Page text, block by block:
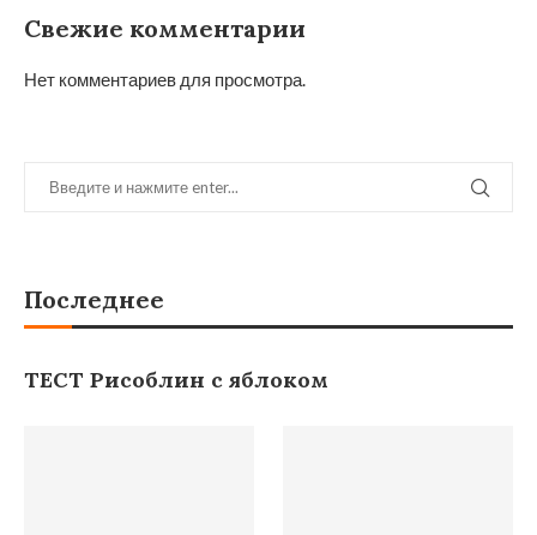
Свежие комментарии
Нет комментариев для просмотра.
Последнее
ТЕСТ Рисоблин с яблоком